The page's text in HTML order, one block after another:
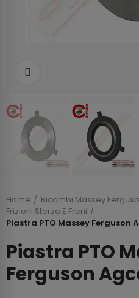
Home
Ricambi Massey
Frizioni Sterzo E Freni
Piastra PTO Massey Ferguson
Piastra PTO
Ferguson